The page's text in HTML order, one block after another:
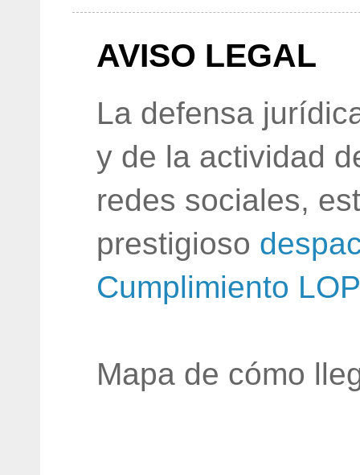
AVISO LEGAL
La defensa
y de la actividad
redes sociales,
prestigioso
Cumplimiento
Mapa de cómo